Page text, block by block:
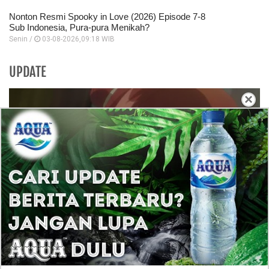
×
Nonton Resmi Spooky in Love (2026) Episode 7-8
Sub Indonesia, Pura-pura Menikah?
Senin / 03-08-2026,09:18 WIB
UPDATE
Though I Am an Inept Villainess Episode 5 Sub
Indonesia: Keigetsu Mulai Frustrasi, Reirin
Siap Balas Dendam!